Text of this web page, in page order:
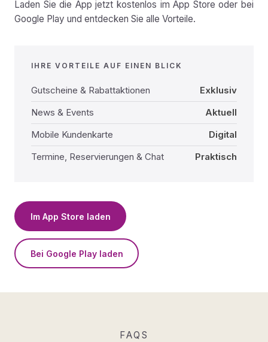
Laden Sie die App jetzt kostenlos im App Store oder bei
Google Play und entdecken Sie alle Vorteile.
IHRE VORTEILE AUF EINEN BLICK
Gutscheine & Rabattaktionen
Exklusiv
News & Events
Aktuell
Mobile Kundenkarte
Digital
Termine, Reservierungen & Chat
Praktisch
Im App Store laden
Bei Google Play laden
FAQS